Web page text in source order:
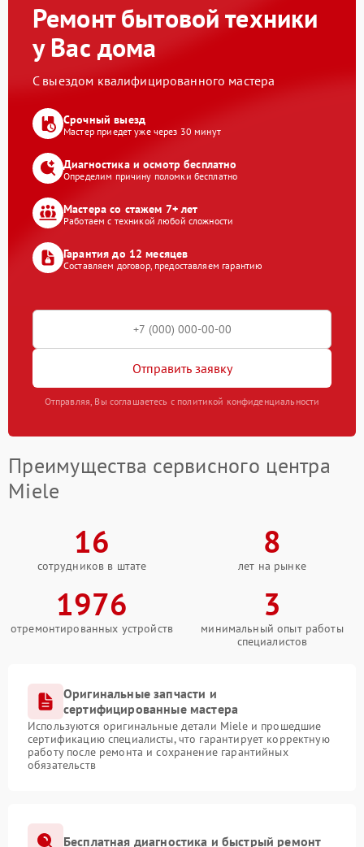
Ремонт бытовой техники
у Вас дома
С выездом квалифицированного мастера
Срочный выезд
Мастер приедет уже через 30 минут
Диагностика и осмотр бесплатно
Определим причину поломки бесплатно
Мастера со стажем 7+ лет
Работаем с техникой любой сложности
Гарантия до 12 месяцев
Составляем договор, предоставляем гарантию
Отправить заявку
Отправляя, Вы соглашаетесь с политикой конфиденциальности
Преимущества сервисного центра
Miele
16
сотрудников в штате
8
лет на рынке
1976
отремонтированных устройств
3
минимальный опыт работы
специалистов
Оригинальные запчасти и
сертифицированные мастера
Используются оригинальные детали Miele и прошедшие
сертификацию специалисты, что гарантирует корректную
работу после ремонта и сохранение гарантийных
обязательств
Бесплатная диагностика и быстрый ремонт